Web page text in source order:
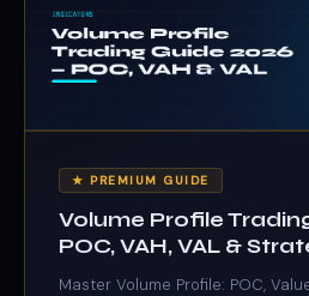
★ PREMIUM GUIDE
Volume Profile
POC, VAH, VAL &
Master Volume Profile: POC,